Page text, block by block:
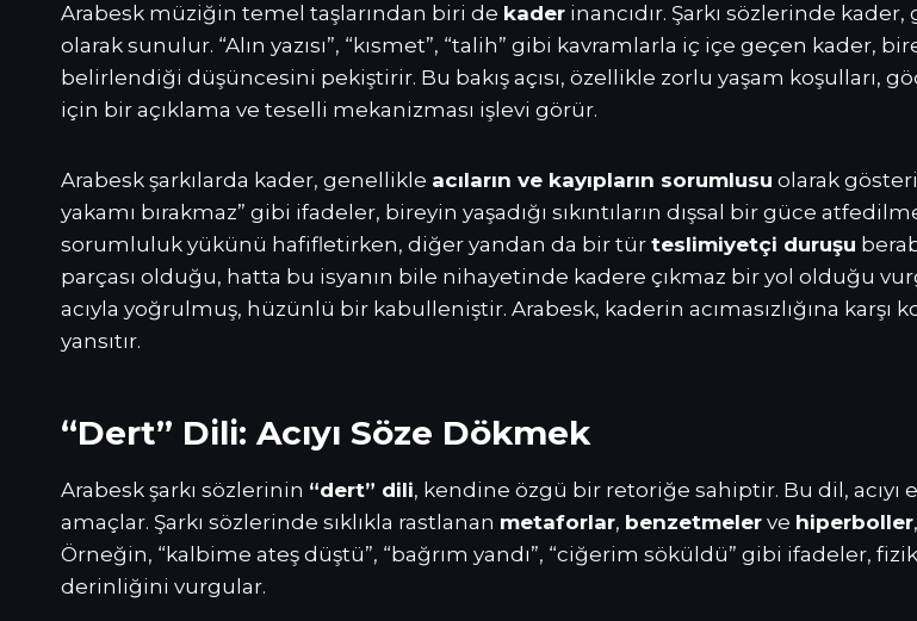
Arabesk müziğin temel taşlarından biri de kader inancıdır. Şarkı sözlerinde
olarak sunulur. “Alın yazısı”, “kısmet”, “talih” gibi kavramlarla iç içe geçen kader,
belirlendiği düşüncesini pekiştirir. Bu bakış açısı, özellikle zorlu yaşam
için bir açıklama ve teselli mekanizması işlevi görür.
Arabesk şarkılarda kader, genellikle acıların ve kayıpların sorumlusu olarak
yakamı bırakmaz” gibi ifadeler, bireyin yaşadığı sıkıntıların dışsal bir güce
sorumluluk yükünü hafifletirken, diğer yandan da bir tür teslimiyetçi duruşu
parçası olduğu, hatta bu isyanın bile nihayetinde kadere çıkmaz bir yol olduğu
acıyla yoğrulmuş, hüzünlü bir kabulleniştir. Arabesk, kaderin acımasızlığına
yansıtır.
“Dert” Dili: Acıyı Söze Dökmek
Arabesk şarkı sözlerinin “dert” dili, kendine özgü bir retoriğe sahiptir. Bu dil, acıyı
amaçlar. Şarkı sözlerinde sıklıkla rastlanan metaforlar, benzetmeler ve hiperboller
Örneğin, “kalbime ateş düştü”, “bağrım yandı”, “ciğerim söküldü” gibi ifadeler,
derinliğini vurgular.